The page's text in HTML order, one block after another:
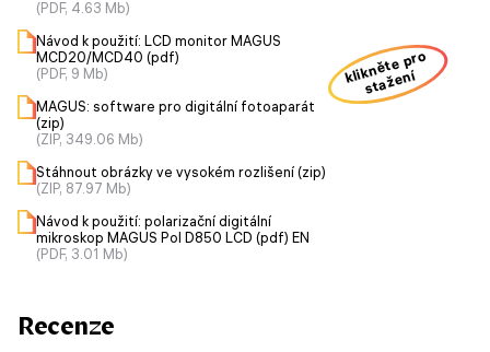
(PDF, 4.63 Mb)
Návod k použití: LCD monitor MAGUS
MCD20/MCD40 (pdf)
(PDF, 9 Mb)
MAGUS: software pro digitální fotoaparát
(zip)
(ZIP, 349.06 Mb)
Stáhnout obrázky ve vysokém rozlišení (zip)
(ZIP, 87.97 Mb)
Návod k použití: polarizační digitální
mikroskop MAGUS Pol D850 LCD (pdf) EN
(PDF, 3.01 Mb)
klikněte pro
stažení
Recenze